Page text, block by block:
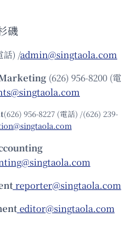
磯
話) /admin@singtaola.com
(626) 956-8200 (電
(626) 956-8227 (電話) /(626) 239-
reporter@singtaola.com
editor@singtaola.com